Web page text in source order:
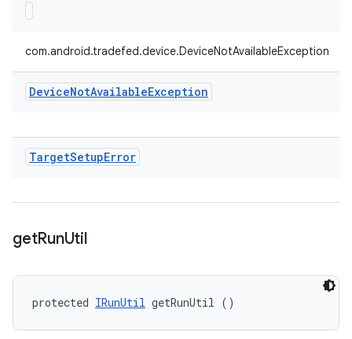
com.android.tradefed.device.DeviceNotAvailableException
DeviceNotAvailableException
TargetSetupError
getRunUtil
protected IRunUtil getRunUtil ()